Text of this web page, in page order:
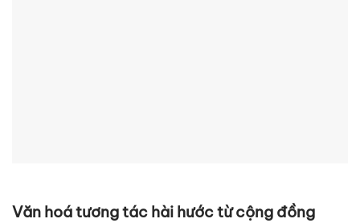
Văn hoá tương tác hài hước từ cộng đồng